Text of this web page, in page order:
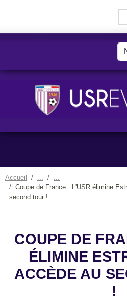
Accueil
Coupe de France : L'USR élimine
second tour !
COUPE DE
ÉLIMINE
ACCÈDE AU
!